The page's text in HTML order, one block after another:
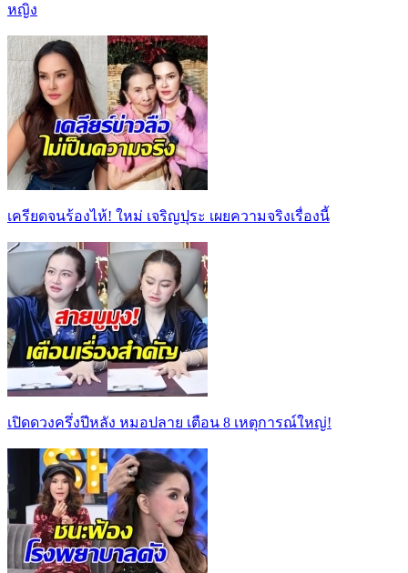
หญิง
เครียดจนร้องไห้! ใหม่ เจริญปุระ เผยความจริงเรื่องนี้
เปิดดวงครึ่งปีหลัง หมอปลาย เตือน 8 เหตุการณ์ใหญ่!